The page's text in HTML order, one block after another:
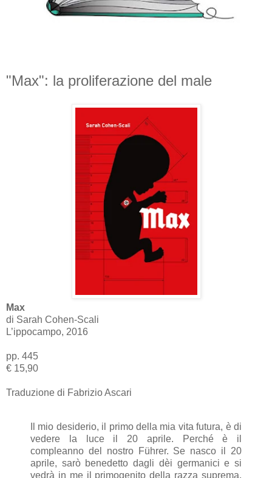
"Max": la proliferazione del male
Max
di Sarah Cohen-Scali
L’ippocampo, 2016
pp. 445
€ 15,90
Traduzione di Fabrizio Ascari
Il mio desiderio, il primo della mia vita futura, è di
vedere la luce il 20 aprile. Perché è il
compleanno del nostro Führer. Se nasco il 20
aprile, sarò benedetto dagli dèi germanici e si
vedrà in me il primogenito della razza suprema.